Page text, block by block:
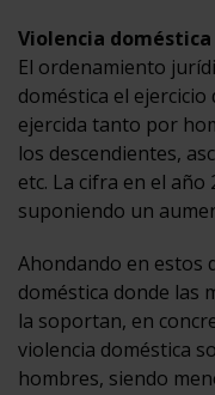
Violencia doméstica
El ordenamiento
doméstica el ejercicio
ejercida tanto por
los descendientes,
etc. La cifra en el año
suponiendo un
Ahondando en estos
doméstica donde las
la soportan, en
violencia doméstica
hombres, siendo